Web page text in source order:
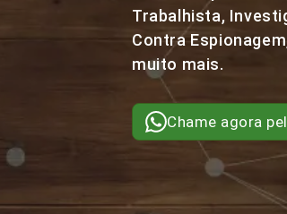
Trabalhista,
Contra
muito mais.
Chame agora